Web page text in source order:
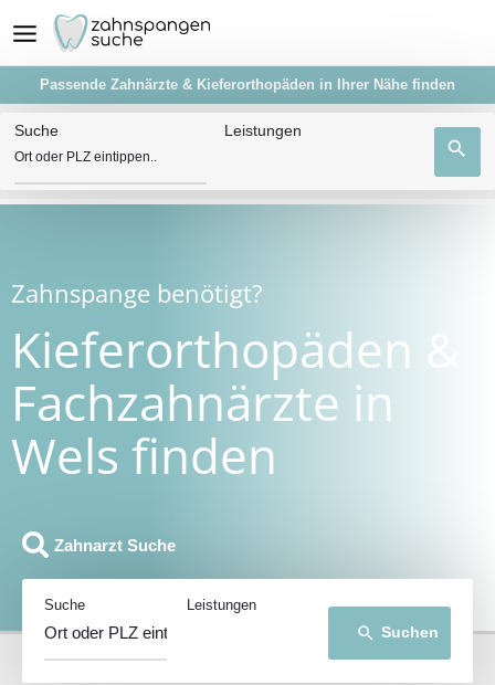
Passende Zahnärzte & Kieferorthopäden in Ihrer Nähe finden
Suche Leistungen
search
Zahnspange benötigt?
Kieferorthopäden &
Fachzahnärzte in
Wels finden
Zahnarzt Suche
Suche Leistungen
search Suchen